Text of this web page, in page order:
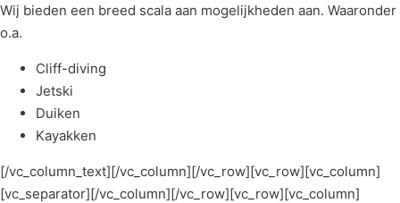
Wij bieden een breed scala aan mogelijkheden aan. Waaronder
o.a.
Cliff-diving
Jetski
Duiken
Kayakken
[/vc_column_text][/vc_column][/vc_row][vc_row][vc_column]
[vc_separator][/vc_column][/vc_row][vc_row][vc_column]